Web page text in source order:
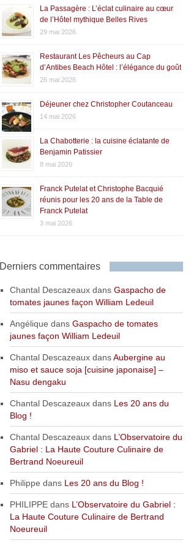
La Passagère : L’éclat culinaire au cœur
de l’Hôtel mythique Belles Rives
29 mai 2026
Restaurant Les Pêcheurs au Cap
d’Antibes Beach Hôtel : l’élégance du goût
26 mai 2026
Déjeuner chez Christopher Coutanceau
14 mai 2026
La Chabotterie : la cuisine éclatante de
Benjamin Patissier
8 mai 2026
Franck Putelat et Christophe Bacquié
réunis pour les 20 ans de la Table de
Franck Putelat
3 mai 2026
Derniers commentaires
Chantal Descazeauxdans Gaspacho de
tomates jaunes façon William Ledeuil
Angélique dans Gaspacho de tomates
jaunes façon William Ledeuil
Chantal DescazeauxdansAubergine au
miso et sauce soja [cuisine japonaise] –
Nasu dengaku
Chantal Descazeauxdans Les 20 ans du
Blog !
Chantal Descazeauxdans L’Observatoire du
Gabriel : La Haute Couture Culinaire de
Bertrand Noeureuil
Philippe dans Les 20 ans du Blog !
PHILIPPEdans L’Observatoire du Gabriel :
La Haute Couture Culinaire de Bertrand
Noeureuil